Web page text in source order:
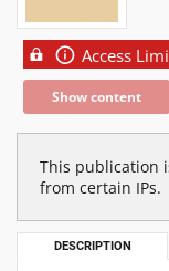
Access
Show content
This publication
from certain IPs.
DESCRIPTION